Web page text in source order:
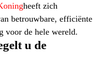
heeft zich
betrouwbare, efficiënte
voor de hele wereld.
u de